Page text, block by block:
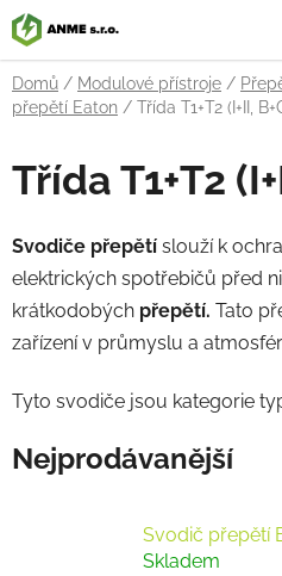
Přejít
na
obsah
Domů / Modulové přístroje /
přepětí Eaton / Třída T1+T2 (I+II,
Třída T1+T2
Svodiče přepětí slouží k
elektrických spotřebičů před
krátkodobých přepětí. Tato
zařízení v průmyslu a
Tyto svodiče jsou kategorie
Nejprodávanější
Svodič přepětí
Skladem